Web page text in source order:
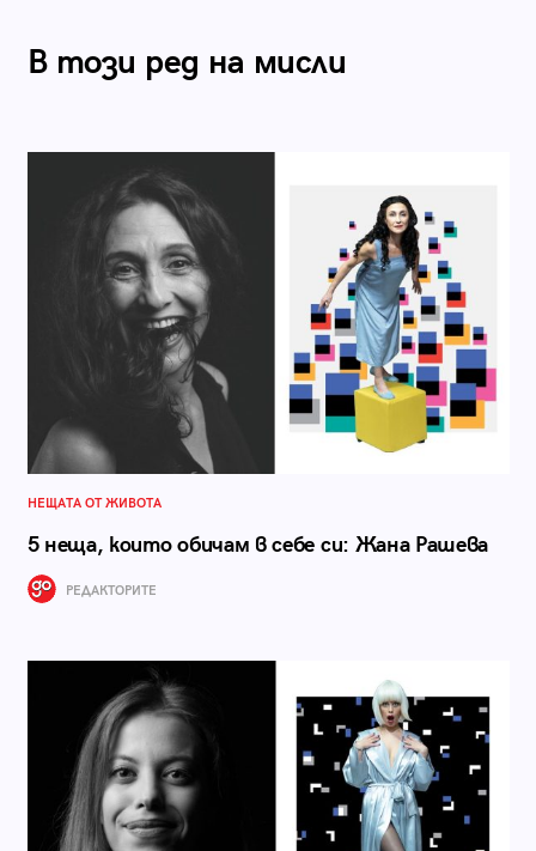
В този ред на мисли
НЕЩАТА ОТ ЖИВОТА
5 неща, които обичам в себе си: Жана Рашева
РЕДАКТОРИТЕ